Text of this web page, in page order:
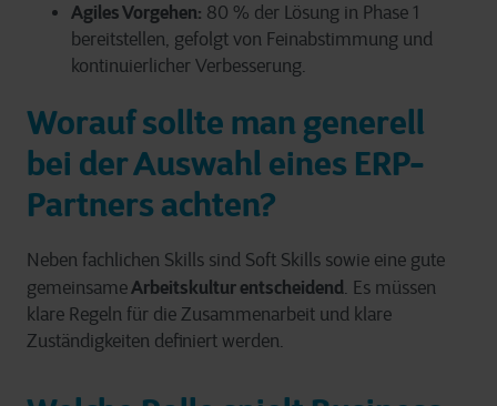
Agiles Vorgehen: 80 % der Lösung in Phase 1
bereitstellen, gefolgt von Feinabstimmung und
kontinuierlicher Verbesserung.
Worauf sollte man generell
bei der Auswahl eines ERP-
Partners achten?
Neben fachlichen Skills sind Soft Skills sowie eine gute
gemeinsameArbeitskultur entscheidend . Es müssen
klare Regeln für die Zusammenarbeit und klare
Zuständigkeiten definiert werden.